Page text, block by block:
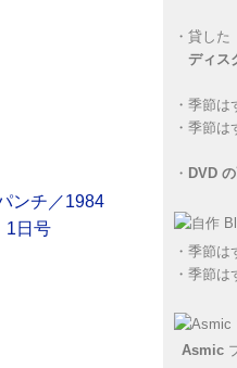
・ 貸した
ディス
・ 季節は
・ 季節は
・ DVD
・ 季節は
・ 季節は
Asmic